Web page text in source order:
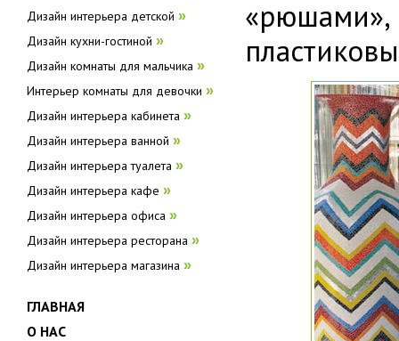
Дизайн интерьера детской »
Дизайн кухни-гостиной »
Дизайн комнаты для мальчика »
Интерьер комнаты для девочки »
Дизайн интерьера кабинета »
Дизайн интерьера ванной »
Дизайн интерьера туалета »
Дизайн интерьера кафе »
Дизайн интерьера офиса »
Дизайн интерьера ресторана »
Дизайн интерьера магазина »
ГЛАВНАЯ
О НАС